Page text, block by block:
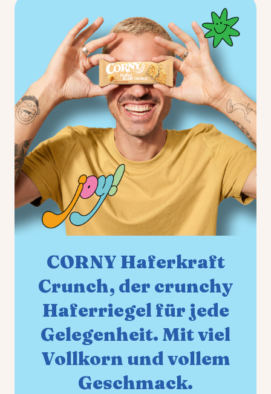
CORNY Haferkraft
Crunch, der crunchy
Haferriegel für jede
Gelegenheit. Mit viel
Vollkorn und vollem
Geschmack.